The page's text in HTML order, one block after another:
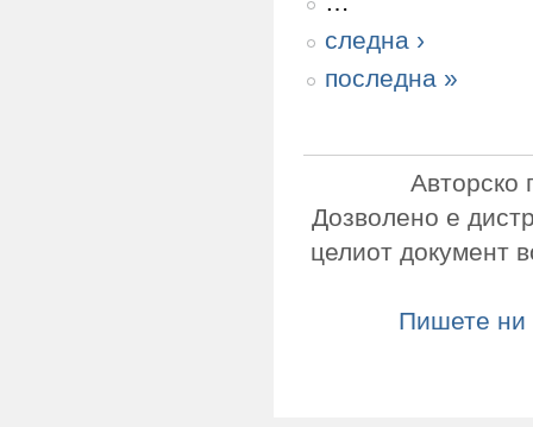
следна ›
последна »
Авторско
Дозволено е
целиот документ
Пишете ни